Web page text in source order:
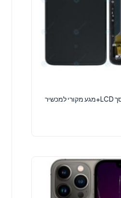
OnePlus החלפת מסך LCD+מגע מקורי למכשיר